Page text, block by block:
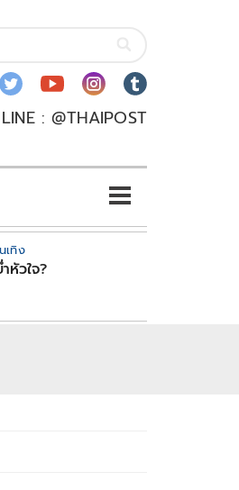
LINE : @THAIPOST
เทิง
หัวใจ?